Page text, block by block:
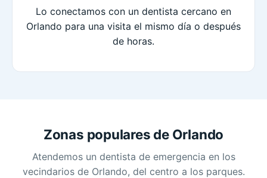
Lo conectamos con un dentista cercano en
Orlando para una visita el mismo día o después
de horas.
Zonas populares de Orlando
Atendemos un dentista de emergencia en los
vecindarios de Orlando, del centro a los parques.